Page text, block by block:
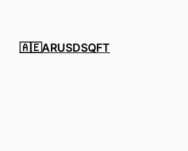
🇦🇪ARUSDSQFT